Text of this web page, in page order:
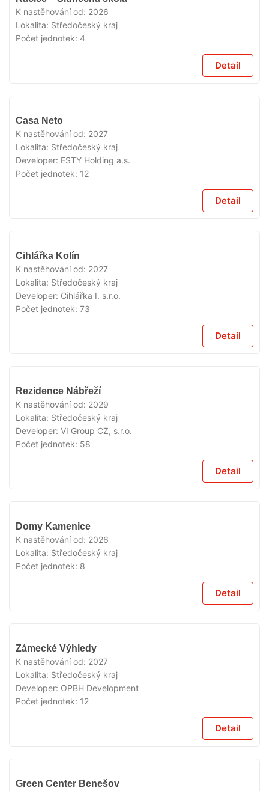
K nastěhování od: 2026
Lokalita: Středočeský kraj
Počet jednotek: 4
Detail
Casa Neto
K nastěhování od: 2027
Lokalita: Středočeský kraj
Developer: ESTY Holding a.s.
Počet jednotek: 12
Detail
Cihlářka Kolín
K nastěhování od: 2027
Lokalita: Středočeský kraj
Developer: Cihlářka I. s.r.o.
Počet jednotek: 73
Detail
Rezidence Nábřeží
K nastěhování od: 2029
Lokalita: Středočeský kraj
Developer: VI Group CZ, s.r.o.
Počet jednotek: 58
Detail
Domy Kamenice
K nastěhování od: 2026
Lokalita: Středočeský kraj
Počet jednotek: 8
Detail
Zámecké Výhledy
K nastěhování od: 2027
Lokalita: Středočeský kraj
Developer: OPBH Development
Počet jednotek: 12
Detail
Green Center Benešov